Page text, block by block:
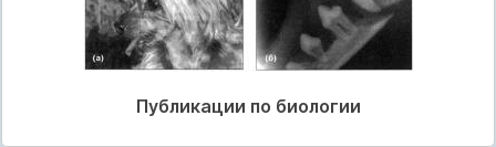
Публикации по биологии